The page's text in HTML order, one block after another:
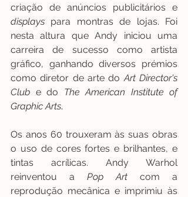
displays para montras de lojas. Foi
nesta altura que Andy iniciou uma
carreira de sucesso como artista
gráfico, ganhando diversos prémios
como diretor de arte do Art Director's
Club e do The American Institute of
Graphic Arts.
Os anos 60 trouxeram às suas obras
o uso de cores fortes e brilhantes, e
tintas acrílicas. Andy Warhol
reinventou a Pop Art com a
reprodução mecânica e imprimiu às